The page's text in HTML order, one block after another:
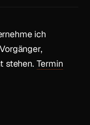
ich
stehen. Termin